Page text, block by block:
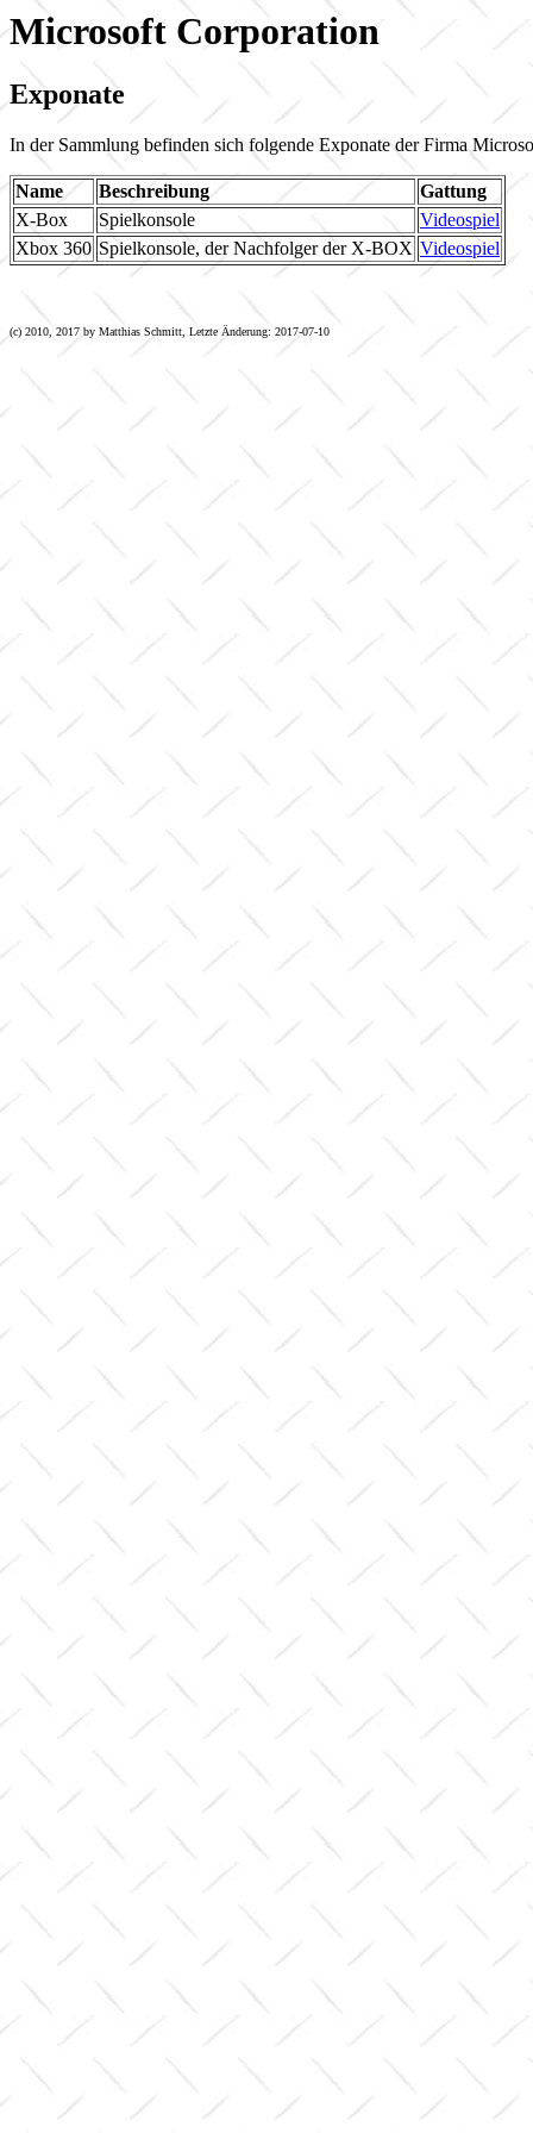
Microsoft Corporation
Exponate
In der Sammlung befinden sich folgende Exponate der Firma
Name Beschreibung
Gattung
X-Box
Spielkonsole
Videospiel
Xbox 360 Spielkonsole, der Nachfolger der X-BOX Videospiel
(c) 2010, 2017 by Matthias Schmitt, Letzte Änderung: 2017-07-10